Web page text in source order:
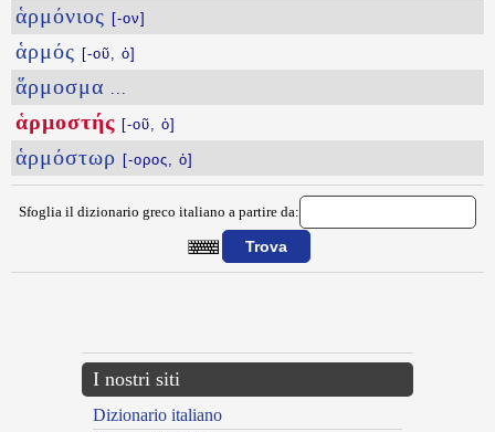
ἁρμόνιος [-ον]
ἁρμός [-οῦ, ὁ]
ἅρμοσμα ...
ἁρμοστής [-οῦ, ὁ]
ἁρμόστωρ [-ορος, ὁ]
Sfoglia il dizionario greco italiano a partire da:
I nostri siti
Dizionario italiano